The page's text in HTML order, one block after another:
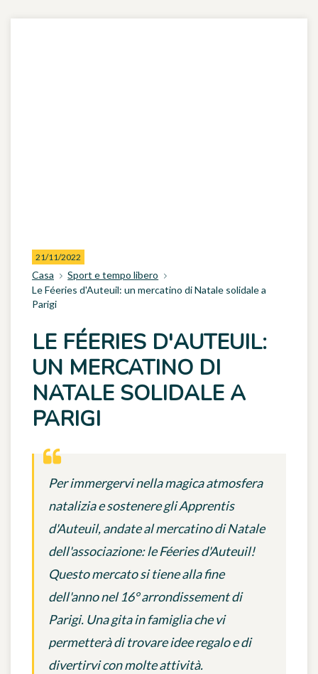
21/11/2022
Casa
Sport e tempo libero
Le Féeries d'Auteuil: un mercatino di Natale solidale a
Parigi
LE FÉERIES D'AUTEUIL:
UN MERCATINO DI
NATALE SOLIDALE A
PARIGI
Per immergervi nella magica atmosfera
natalizia e sostenere gli Apprentis
d'Auteuil, andate al mercatino di Natale
dell'associazione: le Féeries d'Auteuil!
Questo mercato si tiene alla fine
dell'anno nel 16° arrondissement di
Parigi. Una gita in famiglia che vi
permetterà di trovare idee regalo e di
divertirvi con molte attività.